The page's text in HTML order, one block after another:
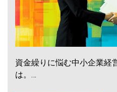
資金繰りに悩む中小企業経
は。…